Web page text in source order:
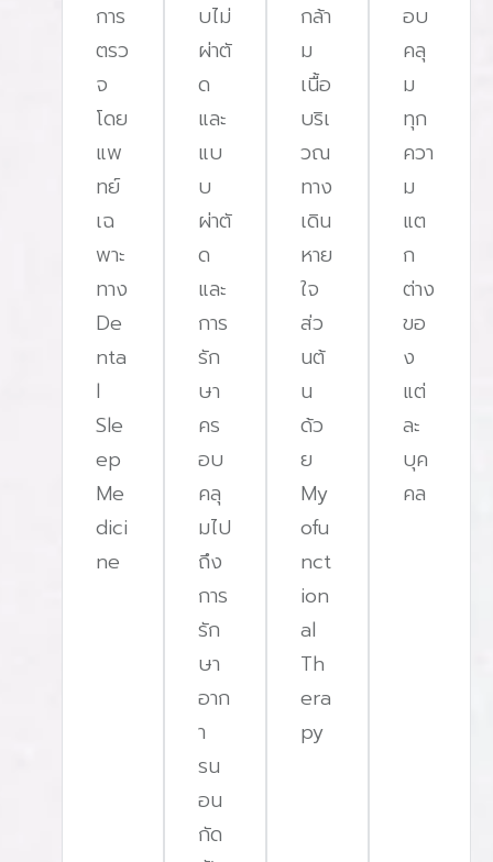
การ
ตรว
จ
โดย
แพ
ทย์
เฉ
พาะ
ทาง
De
nta
l
Sle
ep
Me
dici
ne
บไม่
ผ่าตั
ด
และ
แบ
บ
ผ่าตั
ด
และ
การ
รัก
ษา
คร
อบ
คลุ
มไป
ถึง
การ
รัก
ษา
อาก
า
รน
อน
กัด
กล้า
ม
เนื้อ
บริเ
วณ
ทาง
เดิน
หาย
ใจ
ส่ว
นต้
น
ด้ว
ย
My
ofu
nct
ion
al
Th
era
py
อบ
คลุ
ม
ทุก
ควา
ม
แต
ก
ต่าง
ขอ
ง
แต่
ละ
บุค
คล